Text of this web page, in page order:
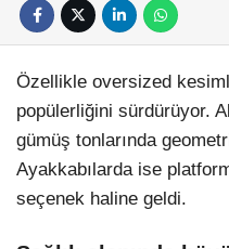
Özellikle oversized
popülerliğini sürdürüyor.
gümüş tonlarında
Ayakkabılarda ise
seçenek haline geldi.